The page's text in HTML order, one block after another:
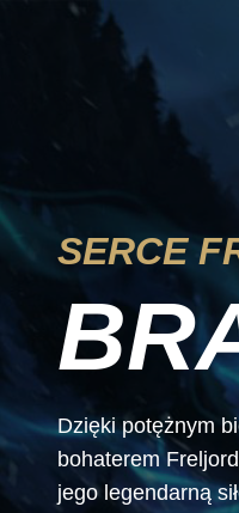
SERCE
Dzięki potężnym
bohaterem
jego legendarną